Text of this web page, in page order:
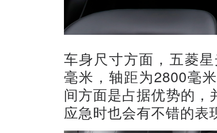
车身尺寸方面，五菱
毫米，轴距为2800毫
间方面是占据优势的
应急时也会有不错的表